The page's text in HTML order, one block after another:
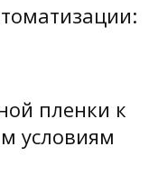
пленки к
условиям